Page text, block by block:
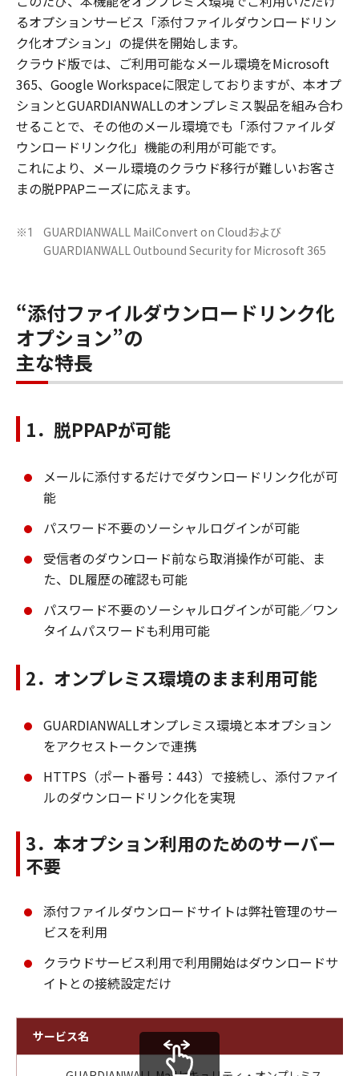
るオプションサービス「添付ファイルダウンロードリン
ク化オプション」の提供を開始します。
クラウド版では、ご利用可能なメール環境をMicrosoft
365、Google Workspaceに限定しておりますが、本オプ
ションとGUARDIANWALLのオンプレミス製品を組み合わ
せることで、その他のメール環境でも「添付ファイルダ
ウンロードリンク化」機能の利用が可能です。
これにより、メール環境のクラウド移行が難しいお客さ
まの脱PPAPニーズに応えます。
※1
GUARDIANWALL MailConvert on Cloudおよび
GUARDIANWALL Outbound Security for Microsoft 365
“添付ファイルダウンロードリンク化
オプション”の
主な特長
1．脱PPAPが可能
メールに添付するだけでダウンロードリンク化が可
能
パスワード不要のソーシャルログインが可能
受信者のダウンロード前なら取消操作が可能、ま
た、DL履歴の確認も可能
パスワード不要のソーシャルログインが可能／ワン
タイムパスワードも利用可能
2．オンプレミス環境のまま利用可能
GUARDIANWALLオンプレミス環境と本オプション
をアクセストークンで連携
HTTPS（ポート番号：443）で接続し、添付ファイ
ルのダウンロードリンク化を実現
3．本オプション利用のためのサーバー
不要
添付ファイルダウンロードサイトは弊社管理のサー
ビスを利用
クラウドサービス利用で利用開始はダウンロードサ
イトとの接続設定だけ
サービス名